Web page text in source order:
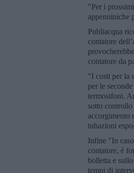
"Per i
appenniniche
Publiacqua
contatore
contatore da
"I costi per la
per le
termosifoni.
sotto
accorgimento
tubazioni
Infine "In
contatore, è
bolletta e
tempi di